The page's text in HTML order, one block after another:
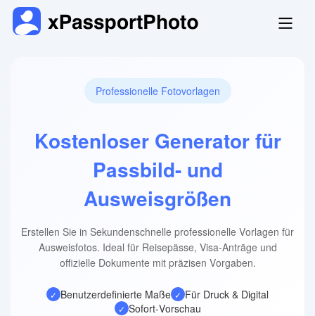
Professionelle Fotovorlagen
Kostenloser Generator für
Passbild- und
Ausweisgrößen
Erstellen Sie in Sekundenschnelle professionelle Vorlagen für
Ausweisfotos. Ideal für Reisepässe, Visa-Anträge und
offizielle Dokumente mit präzisen Vorgaben.
✓ Benutzerdefinierte Maße ✓ Für Druck & Digital
✓ Sofort-Vorschau